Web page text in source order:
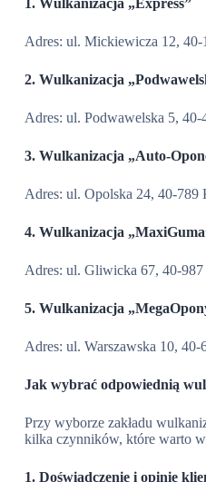
1. Wulkanizacja „Express”
Adres: ul. Mickiewicza 12,
2. Wulkanizacja
Adres: ul. Podwawelska 5,
3. Wulkanizacja „Auto-
Adres: ul. Opolska 24, 40-789
4. Wulkanizacja
Adres: ul. Gliwicka 67, 40-
5. Wulkanizacja
Adres: ul. Warszawska 10,
Jak wybrać odpowiednią
Przy wyborze zakładu
kilka czynników, które warto
1. Doświadczenie i opinie